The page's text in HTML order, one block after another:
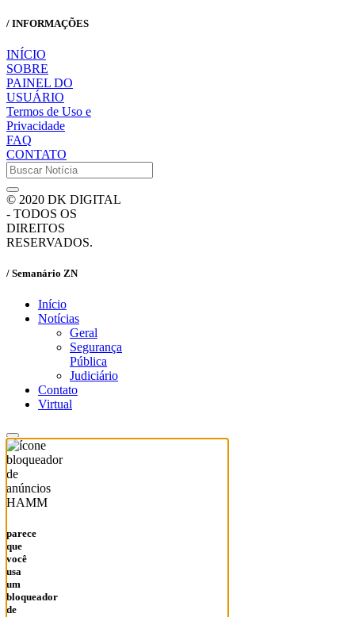
/ INFORMAÇÕES
INÍCIO
SOBRE
PAINEL DO
USUÁRIO
Termos de Uso e
Privacidade
FAQ
CONTATO
© 2020 DK DIGITAL
- TODOS OS
DIREITOS
RESERVADOS.
/ Semanário ZN
Início
Notícias
Geral
Segurança
Pública
Judiciário
Contato
Virtual
HAMM
parece
que
você
usa
um
bloqueador
de